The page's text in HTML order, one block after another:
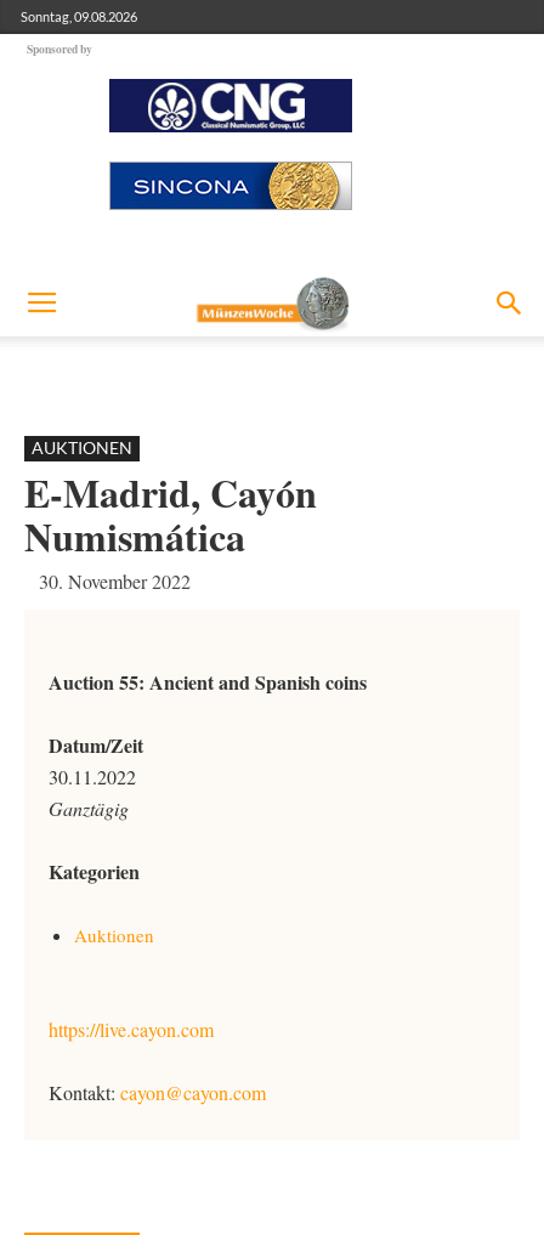
Sonntag, 09.08.2026
Sponsored by
AUKTIONEN
E-Madrid, Cayón
Numismática
30. November 2022
Auction 55: Ancient and Spanish coins
Datum/Zeit
30.11.2022
Ganztägig
Kategorien
Auktionen
https://live.cayon.com
Kontakt: cayon@cayon.com